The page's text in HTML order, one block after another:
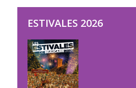
ESTIVALES 2026